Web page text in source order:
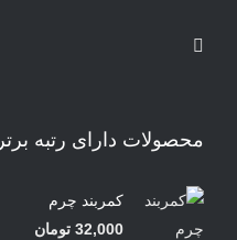
محصولات دارای رتبه برتر
کمربند چرم
32,000 تومان